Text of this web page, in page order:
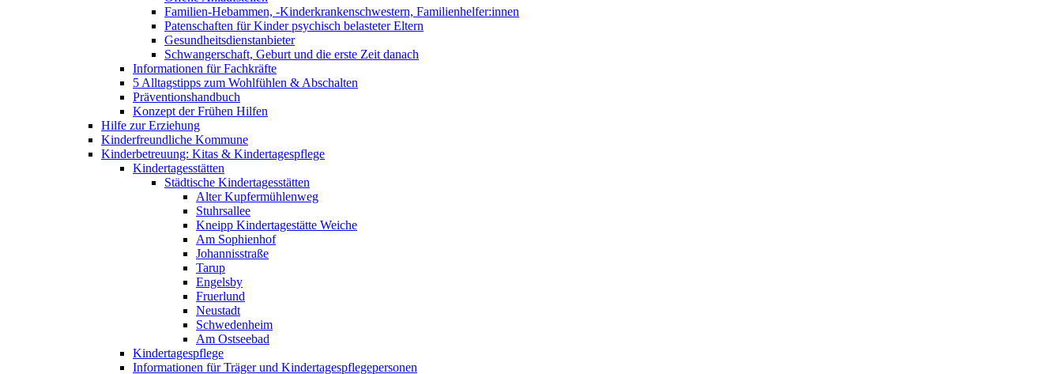
Familien-Hebammen, -Kinderkrankenschwestern, Familienhelfer:innen
Patenschaften für Kinder psychisch belasteter Eltern
Gesundheitsdienstanbieter
Schwangerschaft, Geburt und die erste Zeit danach
Informationen für Fachkräfte
5 Alltagstipps zum Wohlfühlen & Abschalten
Präventionshandbuch
Konzept der Frühen Hilfen
Hilfe zur Erziehung
Kinderfreundliche Kommune
Kinderbetreuung: Kitas & Kindertagespflege
Kindertagesstätten
Städtische Kindertagesstätten
Alter Kupfermühlenweg
Stuhrsallee
Kneipp Kindertagestätte Weiche
Am Sophienhof
Johannisstraße
Tarup
Engelsby
Fruerlund
Neustadt
Schwedenheim
Am Ostseebad
Kindertagespflege
Informationen für Träger und Kindertagespflegepersonen